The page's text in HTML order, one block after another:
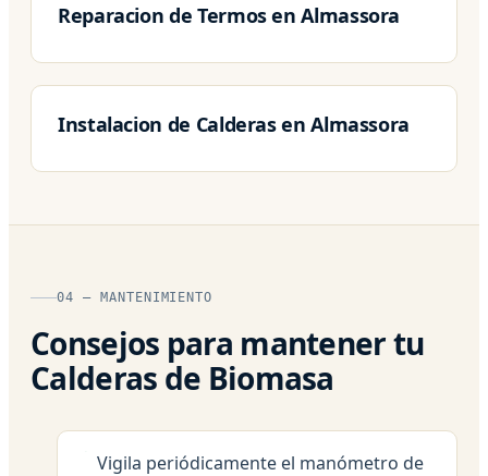
Reparacion de Termos en Almassora
Instalacion de Calderas en Almassora
04 — MANTENIMIENTO
Consejos para mantener tu
Calderas de Biomasa
Vigila periódicamente el manómetro de